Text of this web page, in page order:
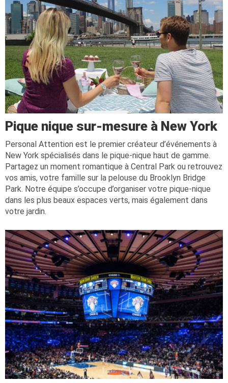
Pique nique sur-mesure à New York
Personal Attention est le premier créateur d’événements à
New York spécialisés dans le pique-nique haut de gamme.
Partagez un moment romantique à Central Park ou retrouvez
vos amis, votre famille sur la pelouse du Brooklyn Bridge
Park. Notre équipe s’occupe d’organiser votre pique-nique
dans les plus beaux espaces verts, mais également dans
votre jardin.